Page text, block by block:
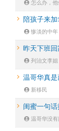
怎么办，他
陪孩子来
惨淡的中年
昨天下班回
列治文李姐
温哥华真是
新移民
闺蜜一句话
温哥华没有